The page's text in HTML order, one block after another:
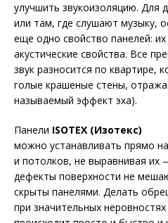
улучшить звукоизоляцию. Для
или там, где слушают музыку,
еще одно свойство панелей:
акустические свойства. Все
звук разносится по квартире,
голые крашеные стены,
называемый эффект эха).
Панели ISOTEX (Изотекс)
можно устанавливать прямо
и потолков, не выравнивая их
дефекты поверхности не
скрыты панелями. Делать
при значительных